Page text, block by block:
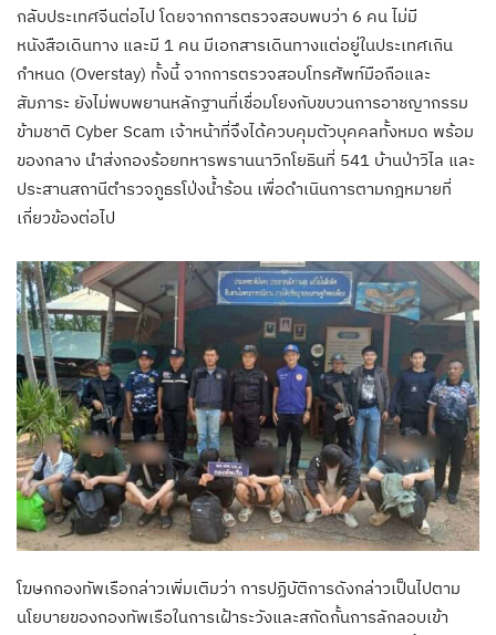
กลับประเทศจีนต่อไป โดยจากการตรวจสอบพบว่า 6 คน ไม่มี
หนังสือเดินทาง และมี 1 คน มีเอกสารเดินทางแต่อยู่ในประเทศเกิน
กำหนด (Overstay) ทั้งนี้ จากการตรวจสอบโทรศัพท์มือถือและ
สัมภาระ ยังไม่พบพยานหลักฐานที่เชื่อมโยงกับขบวนการอาชญากรรม
ข้ามชาติ Cyber Scam เจ้าหน้าที่จึงได้ควบคุมตัวบุคคลทั้งหมด พร้อม
ของกลาง นำส่งกองร้อยทหารพรานนาวิกโยธินที่ 541 บ้านป่าวิไล และ
ประสานสถานีตำรวจภูธรโป่งน้ำร้อน เพื่อดำเนินการตามกฎหมายที่
เกี่ยวข้องต่อไป
โฆษกกองทัพเรือกล่าวเพิ่มเติมว่า การปฏิบัติการดังกล่าวเป็นไปตาม
นโยบายของกองทัพเรือในการเฝ้าระวังและสกัดกั้นการลักลอบเข้า